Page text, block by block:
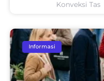
Konveksi Tas
Informasi